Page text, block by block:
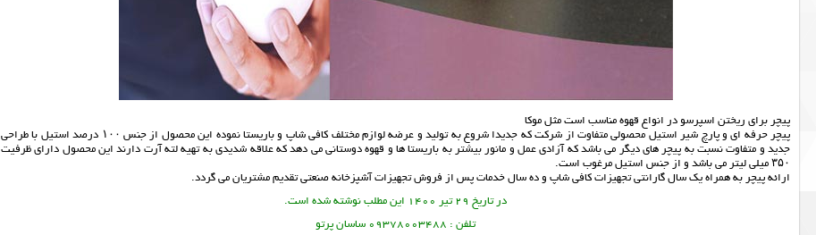
پیچر برای ریختن اسپرسو در انواع قهوه مناسب است مثل موکا
پیچر حرفه ای و پارچ شیر استیل محصولی متفاوت از شرکت که جدیدا شروع به تولید و عرضه لوازم مختلف کافی شاپ و باریستا نموده این محصول از جنس ۱۰۰ درصد استیل با طراحی
جدید و متفاوت نسبت به پیچر های دیگر می باشد که آزادی عمل و مانور بیشتر به باریستا ها و قهوه دوستانی می دهد که علاقه شدیدی به تهیه لته آرت دارند این محصول دارای ظرفیت
۳۵۰ میلی لیتر می باشد و از جنس استیل مرغوب است.
ارائهپیچربه همراه یک سال گارانتیتجهیزات کافی شاپو ده سال خدمات پس از فروشتجهیزات آشپزخانه صنعتیتقدیم مشتریان می گردد.
در تاریخ 29 تیر 1400 این مطلب نوشته شده است.
تلفن : 09378003488 ساسان پرتو